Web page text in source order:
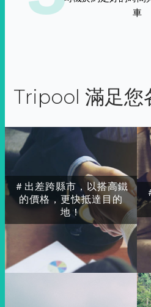
車
Tripool 滿足您
＃出差跨縣市，以搭高鐵
的價格，更快抵達目的
地！